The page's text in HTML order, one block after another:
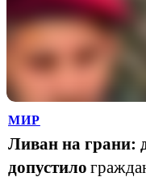
МИР
Ливан на грани:
допустило